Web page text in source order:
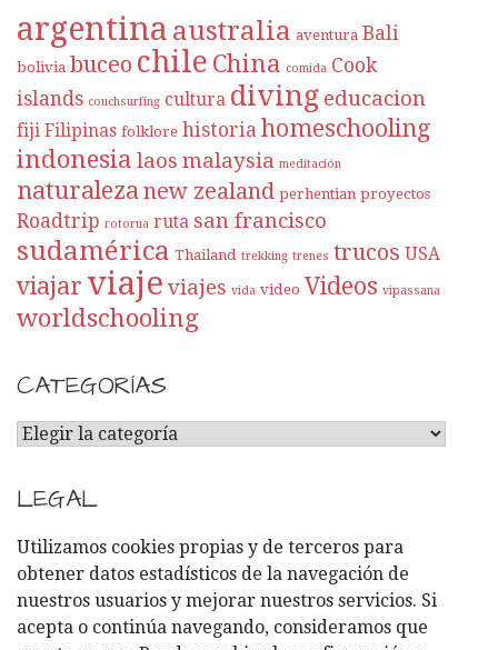
argentina australia aventura Bali
bolivia buceo chile China comida Cook
islands couchsurfing cultura diving educacion
fiji Filipinas folklore historia homeschooling
indonesia laos malaysia meditación
naturaleza new zealand perhentian proyectos
Roadtrip rotorua ruta san francisco
sudamérica Thailand trekking trenes trucos USA
viajar viaje viajes vida video Videos vipassana
worldschooling
CATEGORÍAS
C
T
E
G
O
R
Í
LEGAL
Utilizamos cookies propias y de terceros para
obtener datos estadísticos de la navegación de
nuestros usuarios y mejorar nuestros servicios. Si
acepta o continúa navegando, consideramos que